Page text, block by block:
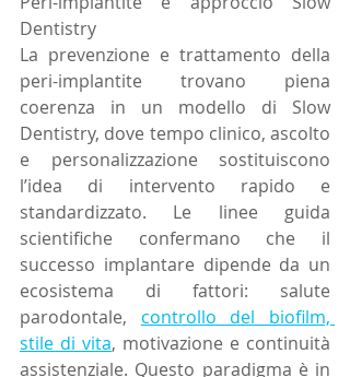
Dentistry
La prevenzione e trattamento della
peri-implantite trovano piena
coerenza in un modello di Slow
Dentistry, dove tempo clinico, ascolto
e personalizzazione sostituiscono
l’idea di intervento rapido e
standardizzato. Le linee guida
scientifiche confermano che il
successo implantare dipende da un
ecosistema di fattori: salute
parodontale, controllo del biofilm,
stile di vita, motivazione e continuità
assistenziale. Questo paradigma è in